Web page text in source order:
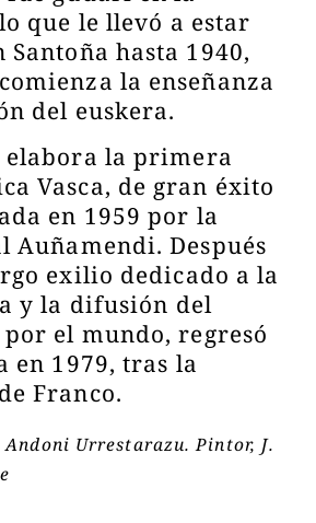
que le llevó a estar
Santoña hasta 1940,
la enseñanza
del euskera.
elabora la primera
Vasca, de gran éxito
en 1959 por la
Auñamendi. Después
exilio dedicado a la
y la difusión del
el mundo, regresó
en 1979, tras la
Franco.
Urrestarazu. Pintor, J.